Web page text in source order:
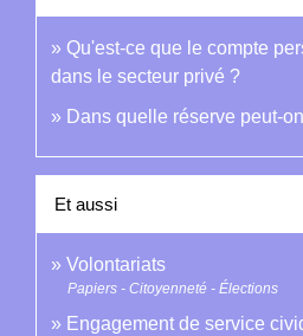
Qu'est-ce que le compte
dans le secteur privé ?
Dans quelle réserve peut-
Et aussi
Volontariats
Papiers - Citoyenneté - Élections
Engagement de service